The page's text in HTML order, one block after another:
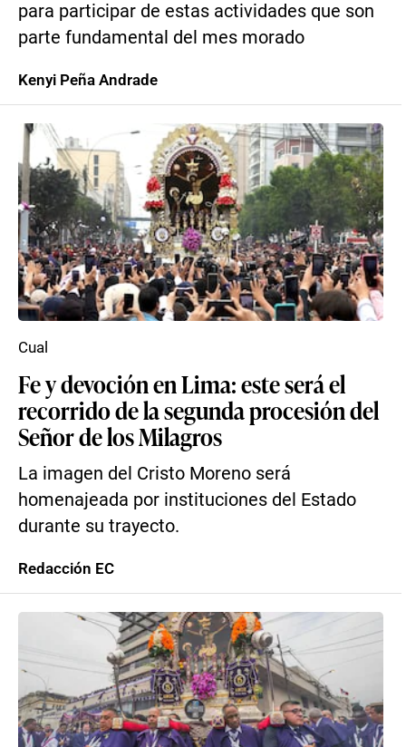
para participar de estas actividades que son
parte fundamental del mes morado
Kenyi Peña Andrade
Fe y devoción en Lima: este será el
recorrido de la segunda procesión del
Señor de los Milagros
La imagen del Cristo Moreno será
homenajeada por instituciones del Estado
durante su trayecto.
Cual
Redacción EC